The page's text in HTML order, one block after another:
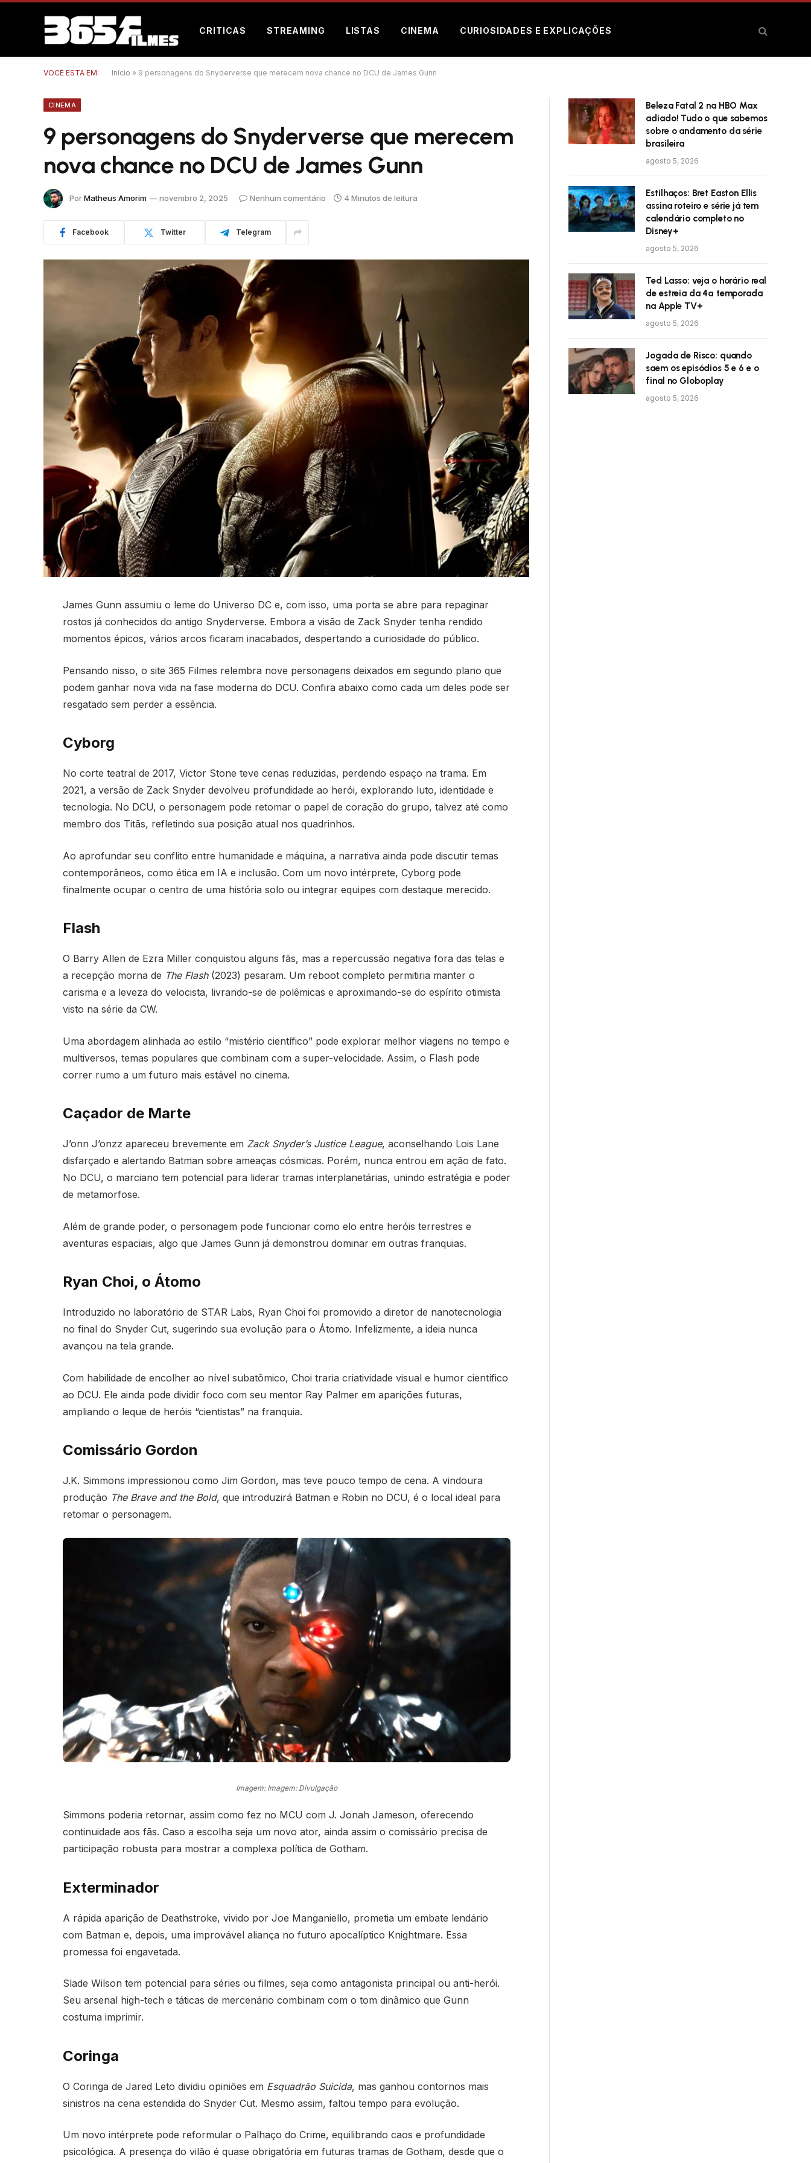
CRITICAS STREAMING LISTAS CINEMA CURIOSIDADES E EXPLICAÇÕES
VOCÊ ESTÁ EM: Início » 9 personagens do Snyderverse que merecem nova chance no DCU de James Gunn
CINEMA
9 personagens do Snyderverse que merecem
nova chance no DCU de James Gunn
PorMatheus Amorim novembro 2, 2025 Nenhum comentário 4 Minutos de leitura
Facebook Twitter Telegram
James Gunn assumiu o leme do Universo DC e, com isso, uma porta se abre para repaginar
rostos já conhecidos do antigo Snyderverse. Embora a visão de Zack Snyder tenha rendido
momentos épicos, vários arcos ficaram inacabados, despertando a curiosidade do público.
Pensando nisso, o site 365 Filmes relembra nove personagens deixados em segundo plano que
podem ganhar nova vida na fase moderna do DCU. Confira abaixo como cada um deles pode ser
resgatado sem perder a essência.
Cyborg
No corte teatral de 2017, Victor Stone teve cenas reduzidas, perdendo espaço na trama. Em
2021, a versão de Zack Snyder devolveu profundidade ao herói, explorando luto, identidade e
tecnologia. No DCU, o personagem pode retomar o papel de coração do grupo, talvez até como
membro dos Titãs, refletindo sua posição atual nos quadrinhos.
Ao aprofundar seu conflito entre humanidade e máquina, a narrativa ainda pode discutir temas
contemporâneos, como ética em IA e inclusão. Com um novo intérprete, Cyborg pode
finalmente ocupar o centro de uma história solo ou integrar equipes com destaque merecido.
Flash
O Barry Allen de Ezra Miller conquistou alguns fãs, mas a repercussão negativa fora das telas e
a recepção morna de The Flash(2023) pesaram. Um reboot completo permitiria manter o
carisma e a leveza do velocista, livrando-se de polêmicas e aproximando-se do espírito otimista
visto na série da CW.
Uma abordagem alinhada ao estilo “mistério científico” pode explorar melhor viagens no tempo e
multiversos, temas populares que combinam com a super-velocidade. Assim, o Flash pode
correr rumo a um futuro mais estável no cinema.
Caçador de Marte
J’onn J’onzz apareceu brevemente em Zack Snyder’s Justice League, aconselhando Lois Lane
disfarçado e alertando Batman sobre ameaças cósmicas. Porém, nunca entrou em ação de fato.
No DCU, o marciano tem potencial para liderar tramas interplanetárias, unindo estratégia e poder
de metamorfose.
Além de grande poder, o personagem pode funcionar como elo entre heróis terrestres e
aventuras espaciais, algo que James Gunn já demonstrou dominar em outras franquias.
Ryan Choi, o Átomo
Introduzido no laboratório de STAR Labs, Ryan Choi foi promovido a diretor de nanotecnologia
no final do Snyder Cut, sugerindo sua evolução para o Átomo. Infelizmente, a ideia nunca
avançou na tela grande.
Com habilidade de encolher ao nível subatômico, Choi traria criatividade visual e humor científico
ao DCU. Ele ainda pode dividir foco com seu mentor Ray Palmer em aparições futuras,
ampliando o leque de heróis “cientistas” na franquia.
Comissário Gordon
J.K. Simmons impressionou como Jim Gordon, mas teve pouco tempo de cena. A vindoura
produção The Brave and the Bold, que introduzirá Batman e Robin no DCU, é o local ideal para
retomar o personagem.
Imagem: Imagem: Divulgação
Simmons poderia retornar, assim como fez no MCU com J. Jonah Jameson, oferecendo
continuidade aos fãs. Caso a escolha seja um novo ator, ainda assim o comissário precisa de
participação robusta para mostrar a complexa política de Gotham.
Exterminador
A rápida aparição de Deathstroke, vivido por Joe Manganiello, prometia um embate lendário
com Batman e, depois, uma improvável aliança no futuro apocalíptico Knightmare. Essa
promessa foi engavetada.
Slade Wilson tem potencial para séries ou filmes, seja como antagonista principal ou anti-herói.
Seu arsenal high-tech e táticas de mercenário combinam com o tom dinâmico que Gunn
costuma imprimir.
Coringa
O Coringa de Jared Leto dividiu opiniões em Esquadrão Suicida, mas ganhou contornos mais
sinistros na cena estendida do Snyder Cut. Mesmo assim, faltou tempo para evolução.
Um novo intérprete pode reformular o Palhaço do Crime, equilibrando caos e profundidade
psicológica. A presença do vilão é quase obrigatória em futuras tramas de Gotham, desde que o
Beleza Fatal 2 na HBO Max
adiado! Tudo o que sabemos
sobre o andamento da série
brasileira
agosto 5, 2026
Estilhaços: Bret Easton Ellis
assina roteiro e série já tem
calendário completo no
Disney+
agosto 5, 2026
Ted Lasso: veja o horário real
de estreia da 4ª temporada
na Apple TV+
agosto 5, 2026
Jogada de Risco: quando
saem os episódios 5 e 6 e o
final no Globoplay
agosto 5, 2026